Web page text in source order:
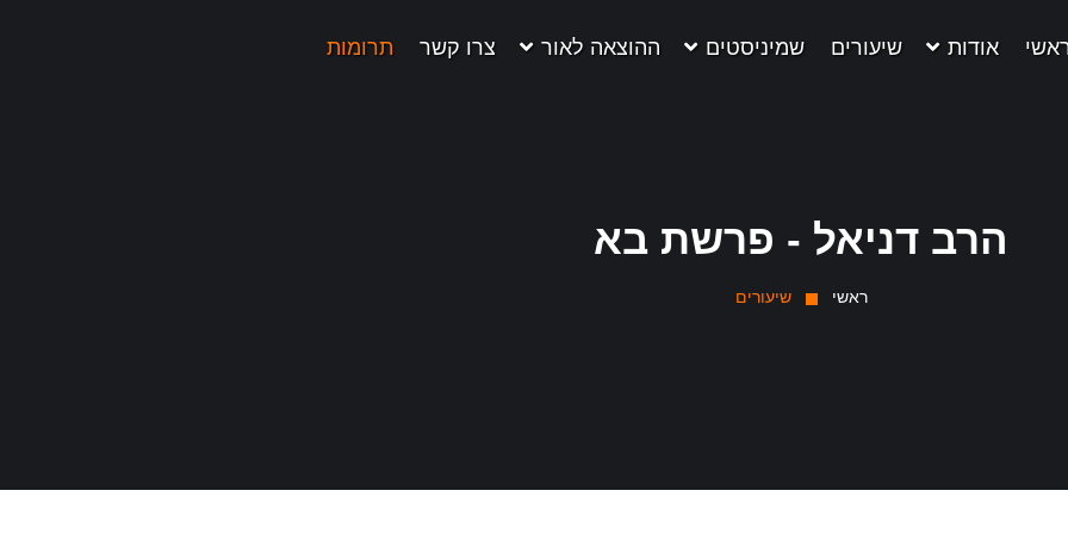
אודות שיעורים שמיניסטים ההוצאה לאור צרו קשר תרומות
הרב דניאל - פרשת בא
ראשי שיעורים